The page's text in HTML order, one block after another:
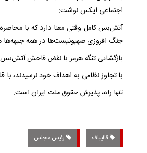
اجتماعی ایکس نوشت:
آتش‌بس کامل وقتی معنا دارد که با
جنگ افروزی صهیونیست‌ها در همه جبهه‌ها
بازگشایی تنگه هرمز با نقض فاحش
با تجاوز نظامی به اهداف خود نرسیدند، با
تنها راه، پذیرش حقوق ملت ایران است.
قالیباف رئیس مجلس